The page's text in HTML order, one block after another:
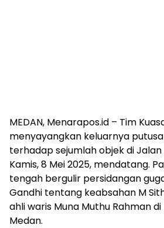
MEDAN, Menarapos.id – Tim
menyayangkan keluarnya
terhadap sejumlah objek di
Kamis, 8 Mei 2025, mendatang.
tengah bergulir persidangan
Gandhi tentang keabsahan M
ahli waris Muna Muthu Rahman
Medan.